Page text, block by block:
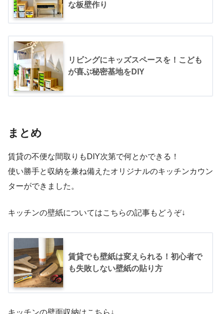
な板壁作り
リビングにキッズスペースを！こども
が喜ぶ秘密基地をDIY
まとめ
賃貸の不便な間取りもDIY次第で何とかできる！
使い勝手と収納を兼ね備えたオリジナルのキッチンカウン
ターができました。
キッチンの壁紙についてはこちらの記事もどうぞ↓
賃貸でも壁紙は変えられる！初心者で
も失敗しない壁紙の貼り方
キッチンの壁面収納はこちら↓